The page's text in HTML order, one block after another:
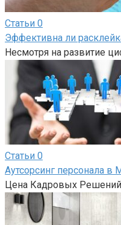
Статьи 0
Эффективна ли
Несмотря на развитие
Статьи 0
Аутсорсинг персонала
Цена Кадровых Решений